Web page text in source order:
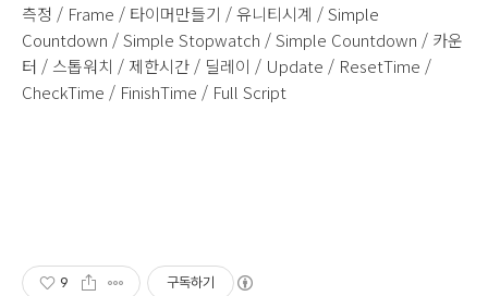
측정 / Frame / 타이머만들기 / 유니티시계 /Simple
Countdown /Simple Stopwatch / Simple Countdown / 카운
터 / 스톱워치 / 제한시간 / 딜레이 / Update / ResetTime /
CheckTime / FinishTime / Full Script
9 구독하기